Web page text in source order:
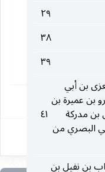
٢٩
٣٨
٣٩
بن أبي
بن عميرة بن
بن مدركة
البصري من
٤١
بن نفيل بن